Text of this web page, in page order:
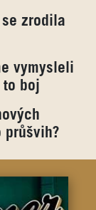
zrodila
vymysleli
to boj
průšvih?